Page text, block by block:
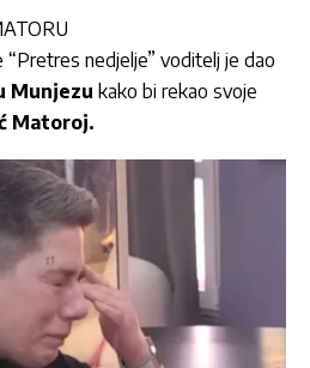
nedjelje” voditelj je dao
Munjezu kako bi rekao svoje
Matoroj.